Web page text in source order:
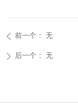
ꄴ 前一个： 无
ꄲ 后一个： 无